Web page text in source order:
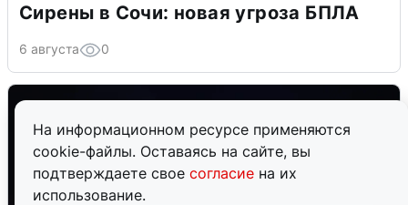
На информационном ресурсе применяются
cookie-файлы. Оставаясь на сайте, вы
подтверждаете свое согласие на их
использование.
Сирены в Сочи: новая угроза БПЛА
6 августа 0